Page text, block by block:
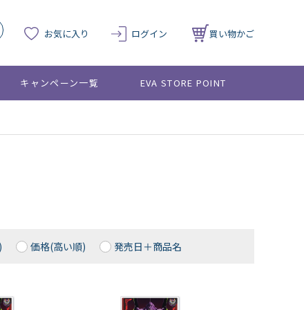
お気に入り ログイン 買い物かご
キャンペーン一覧 EVA STORE POINT
価格(高い順) 発売日＋商品名